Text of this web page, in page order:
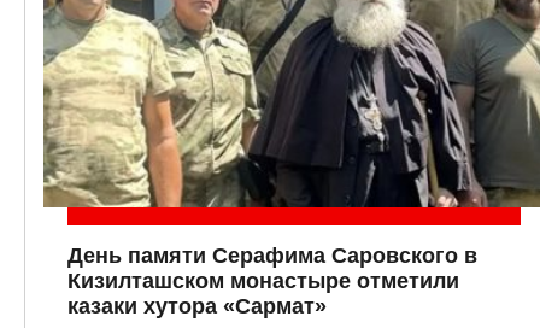
День памяти Серафима Саровского в
Кизилташском монастыре отметили
казаки хутора «Сармат»